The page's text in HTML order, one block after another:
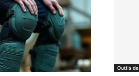
Outils